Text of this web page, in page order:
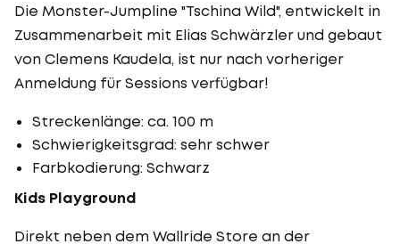
Die Monster-Jumpline "Tschina Wild", entwickelt in
Zusammenarbeit mit Elias Schwärzler und gebaut
von Clemens Kaudela, ist nur nach vorheriger
Anmeldung für Sessions verfügbar!
Streckenlänge: ca. 100 m
Schwierigkeitsgrad: sehr schwer
Farbkodierung: Schwarz
Kids Playground
Direkt neben dem Wallride Store an der